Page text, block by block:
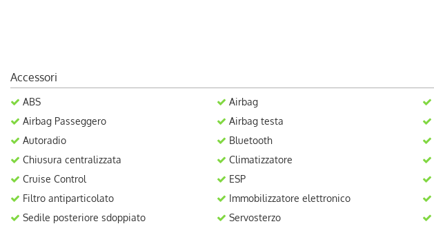
Accessori
ABS
Airbag Passeggero
Autoradio
Chiusura centralizzata
Cruise Control
Filtro antiparticolato
Sedile posteriore sdoppiato
Airbag
Airbag testa
Bluetooth
Climatizzatore
ESP
Immobilizzatore elettronico
Servosterzo